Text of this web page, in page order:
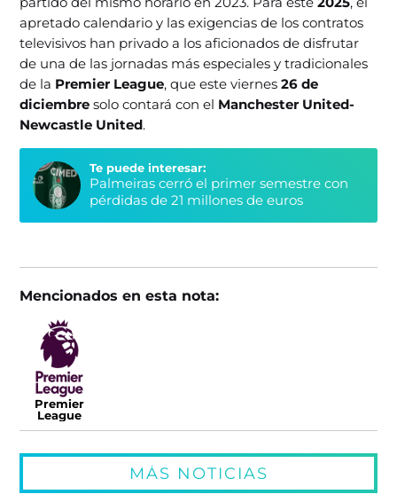
apretado calendario y las exigencias de los contratos
televisivos han privado a los aficionados de disfrutar
de una de las jornadas más especiales y tradicionales
de la Premier League, que este viernes26 de
diciembre solo contará con el Manchester United-
Newcastle United.
Te puede interesar:
Palmeiras cerró el primer semestre con
pérdidas de 21 millones de euros
Mencionados en esta nota:
Premier
League
MÁS NOTICIAS